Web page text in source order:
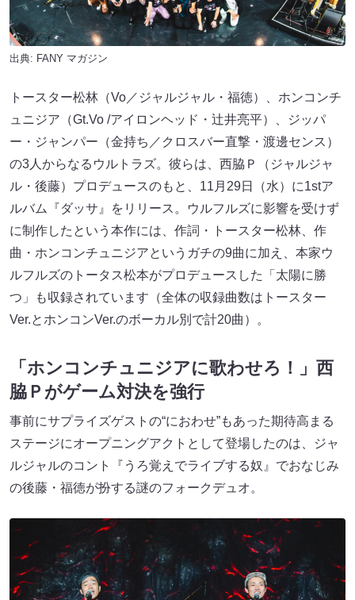
出典: FANY マガジン
トースター松林（Vo／ジャルジャル・福徳）、ホンコンチ
ュニジア（Gt.Vo /アイロンヘッド・辻井亮平）、ジッパ
ー・ジャンパー（金持ち／クロスバー直撃・渡邊センス）
の3人からなるウルトラズ。彼らは、西脇Ｐ（ジャルジャ
ル・後藤）プロデュースのもと、11月29日（水）に1stア
ルバム『ダッサ』をリリース。ウルフルズに影響を受けず
に制作したという本作には、作詞・トースター松林、作
曲・ホンコンチュニジアというガチの9曲に加え、本家ウ
ルフルズのトータス松本がプロデュースした「太陽に勝
つ」も収録されています（全体の収録曲数はトースター
Ver.とホンコンVer.のボーカル別で計20曲）。
「ホンコンチュニジアに歌わせろ！」西
脇Ｐがゲーム対決を強行
事前にサプライズゲストの“におわせ”もあった期待高まる
ステージにオープニングアクトとして登場したのは、ジャ
ルジャルのコント『うろ覚えでライブする奴』でおなじみ
の後藤・福徳が扮する謎のフォークデュオ。